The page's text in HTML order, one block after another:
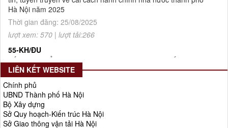
Thời gian đăng: 25/08/2025
lượt xem: 570 | lượt tải:266
55-KH/ĐU
Kế hoạch Triển khai Phong trào "Bình dân học vụ số"
Thời gian đăng: 02/06/2025
lượt xem: 627 | lượt tải:268
Số 27/UBND-ĐT
Triển khai thực hiện Nghị quyết số 34/2024/NQ-HĐND ngày
19/11/2024 của Hội đồng nhân dân Thành phố.
Thời gian đăng: 08/01/2025
LIÊN KẾT WEBSITE
Chính phủ
UBND Thành phố Hà Nội
Bộ Xây dựng
Sở Quy hoạch-Kiến trúc Hà Nội
Sở Giao thông vận tải Hà Nội